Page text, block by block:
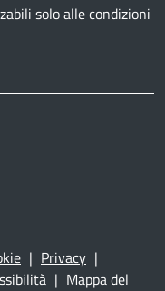
solo alle condizioni
| Privacy |
| Mappa del